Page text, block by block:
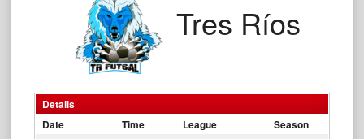
Tres Ríos
Details
Date
Time League Season